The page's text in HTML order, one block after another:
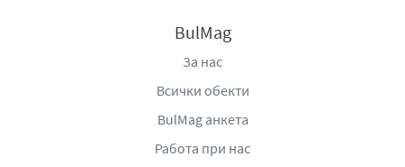
BulMag
За нас
Всички обекти
BulMag анкета
Работа при нас